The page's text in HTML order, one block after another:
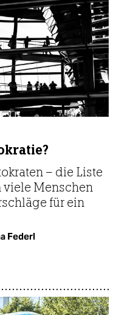
– die Liste
viele Menschen
für ein
Federl